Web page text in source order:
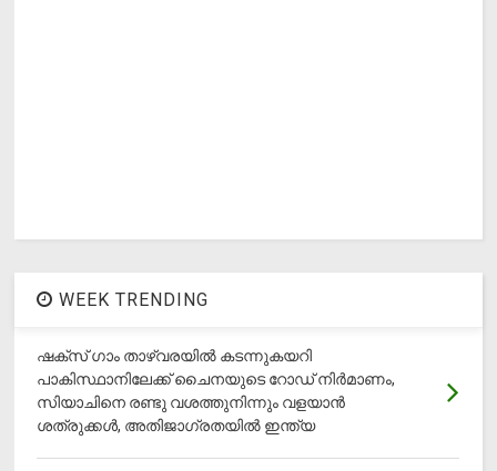
WEEK TRENDING
ഷക്സ് ​ഗാം താഴ്‌വരയിൽ കടന്നുകയറി
പാകിസ്ഥാനിലേക്ക് ചൈനയുടെ റോഡ് നിർമാണം,
സിയാചിനെ രണ്ടു വശത്തുനിന്നും വളയാൻ
ശത്രുക്കൾ, അതിജാ​ഗ്രതയിൽ ഇന്ത്യ